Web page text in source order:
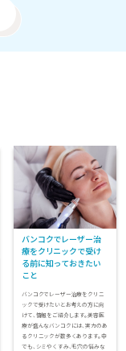
バンコクでレーザー治
療をクリニックで受け
る前に知っておきたい
こと
バンコクでレーザー治療をクリニ
ックで受けたいとお考えの方に向
けて、情報をご紹介します。美容医
療が盛んなバンコクには、実力のあ
るクリニックが数多くあります。中
でも、シミやくすみ、毛穴の悩みな